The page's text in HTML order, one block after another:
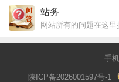
站务
网站所有的问题在这
手
陕ICP备2026001597号-1